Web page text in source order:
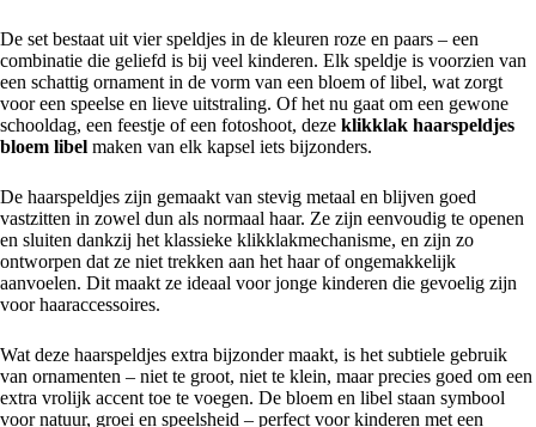
De set bestaat uit vier speldjes in de kleuren roze en paars – een
combinatie die geliefd is bij veel kinderen. Elk speldje is voorzien van
een schattig ornament in de vorm van een bloem of libel, wat zorgt
voor een speelse en lieve uitstraling. Of het nu gaat om een gewone
schooldag, een feestje of een fotoshoot, deze klikklak haarspeldjes
bloem libel maken van elk kapsel iets bijzonders.
De haarspeldjes zijn gemaakt van stevig metaal en blijven goed
vastzitten in zowel dun als normaal haar. Ze zijn eenvoudig te openen
en sluiten dankzij het klassieke klikklakmechanisme, en zijn zo
ontworpen dat ze niet trekken aan het haar of ongemakkelijk
aanvoelen. Dit maakt ze ideaal voor jonge kinderen die gevoelig zijn
voor haaraccessoires.
Wat deze haarspeldjes extra bijzonder maakt, is het subtiele gebruik
van ornamenten – niet te groot, niet te klein, maar precies goed om een
extra vrolijk accent toe te voegen. De bloem en libel staan symbool
voor natuur, groei en speelsheid – perfect voor kinderen met een